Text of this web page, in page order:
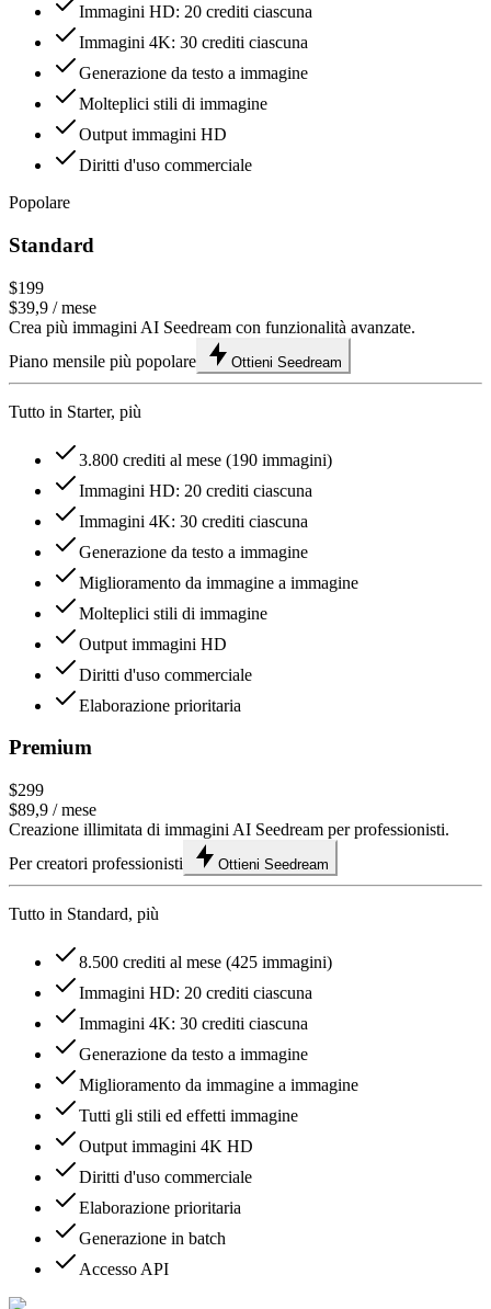
Immagini HD: 20 crediti ciascuna
Immagini 4K: 30 crediti ciascuna
Generazione da testo a immagine
Molteplici stili di immagine
Output immagini HD
Diritti d'uso commerciale
Popolare
Standard
$199
$39,9 / mese
Crea più immagini AI Seedream con funzionalità avanzate.
Piano mensile più popolare
Ottieni Seedream
Tutto in Starter, più
3.800 crediti al mese (190 immagini)
Immagini HD: 20 crediti ciascuna
Immagini 4K: 30 crediti ciascuna
Generazione da testo a immagine
Miglioramento da immagine a immagine
Molteplici stili di immagine
Output immagini HD
Diritti d'uso commerciale
Elaborazione prioritaria
Premium
$299
$89,9 / mese
Creazione illimitata di immagini AI Seedream per professionisti.
Per creatori professionisti
Ottieni Seedream
Tutto in Standard, più
8.500 crediti al mese (425 immagini)
Immagini HD: 20 crediti ciascuna
Immagini 4K: 30 crediti ciascuna
Generazione da testo a immagine
Miglioramento da immagine a immagine
Tutti gli stili ed effetti immagine
Output immagini 4K HD
Diritti d'uso commerciale
Elaborazione prioritaria
Generazione in batch
Accesso API